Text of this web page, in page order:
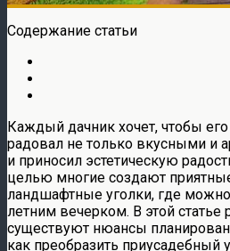
Содержание статьи
Каждый дачник хочет, чтобы
радовал не только вкусными и
и приносил эстетическую
целью многие создают
ландшафтные уголки, где
летним вечерком. В этой статье
существуют нюансы
как преобразить приусадебный